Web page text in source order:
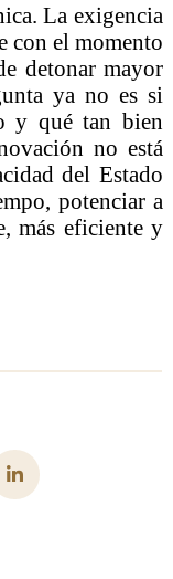
La exigencia
con el momento
detonar mayor
ya no es si
y qué tan bien
no está
del Estado
potenciar a
más eficiente y